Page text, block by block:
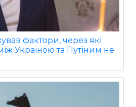
фактори, через які
Україною та Путіним не